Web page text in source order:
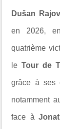
Dušan
en 2026,
quatrième
leTour de
grâce à ses
notamment
face à